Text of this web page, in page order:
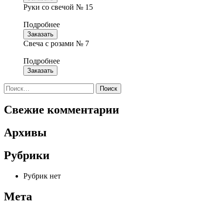
Руки со свечой № 15
Подробнее
Заказать
Свеча с розами № 7
Подробнее
Заказать
Найти:
Свежие комментарии
Архивы
Рубрики
Рубрик нет
Мета